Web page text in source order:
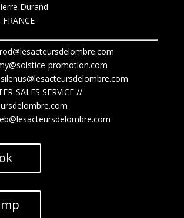
Durand
promotion.com
@lesacteursdelombre.com
SALES SERVICE //